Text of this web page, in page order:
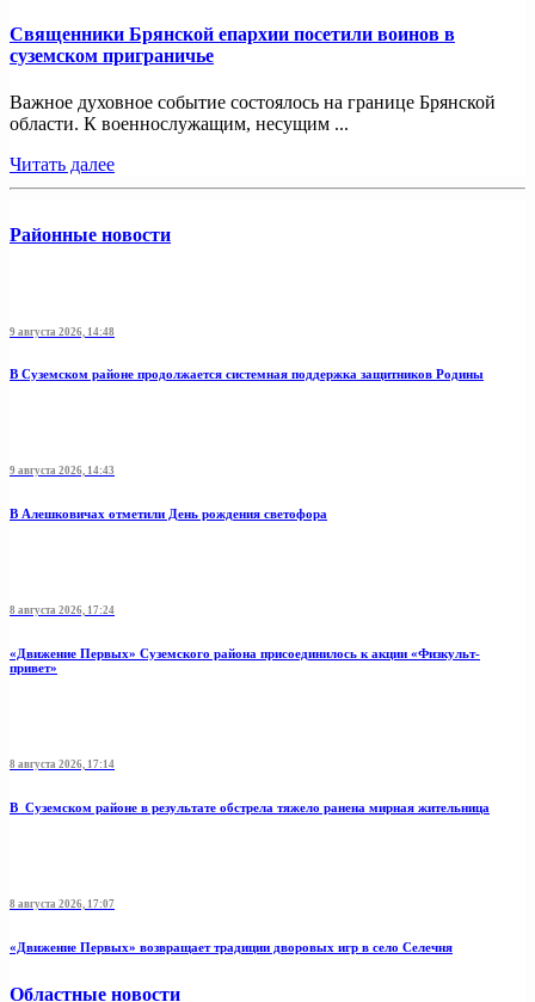
Священники Брянской епархии посетили воинов в
суземском приграничье
Важное духовное событие состоялось на границе Брянской
области. К военнослужащим, несущим ...
Читать далее
Районные новости
9 августа 2026, 14:48
В Суземском районе продолжается системная поддержка защитников Родины
9 августа 2026, 14:43
В Алешковичах отметили День рождения светофора
8 августа 2026, 17:24
«Движение Первых» Суземского района присоединилось к акции «Физкульт-
привет»
8 августа 2026, 17:14
В Суземском районе в результате обстрела тяжело ранена мирная жительница
8 августа 2026, 17:07
«Движение Первых» возвращает традиции дворовых игр в село Селечня
Областные новости